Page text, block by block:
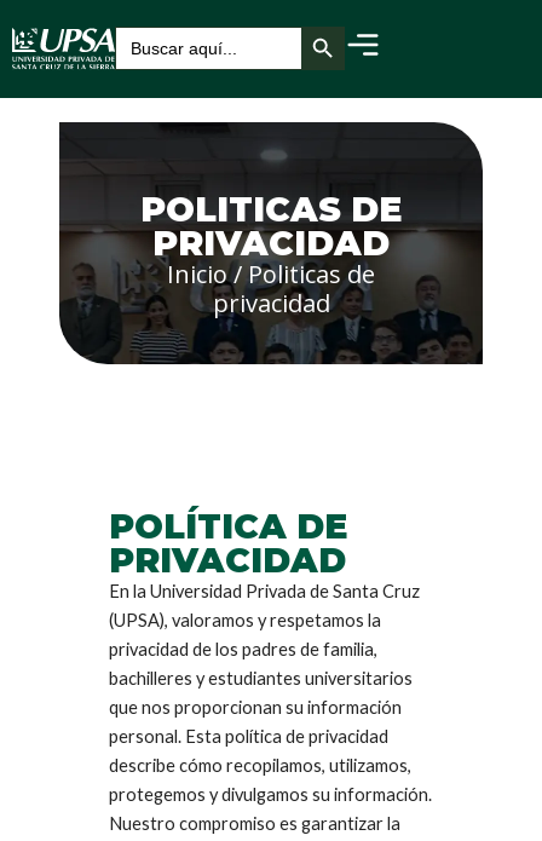
Buscar: Botón de búsqueda
POLITICAS DE
PRIVACIDAD
Inicio/Politicas de
privacidad
POLÍTICA DE
PRIVACIDAD
En la Universidad Privada de Santa Cruz
(UPSA), valoramos y respetamos la
privacidad de los padres de familia,
bachilleres y estudiantes universitarios
que nos proporcionan su información
personal. Esta política de privacidad
describe cómo recopilamos, utilizamos,
protegemos y divulgamos su información.
Nuestro compromiso es garantizar la